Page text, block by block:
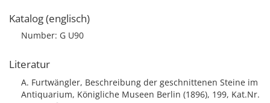
Katalog (englisch)
Number: G U90
Literatur
A. Furtwängler, Beschreibung der geschnittenen Steine im
Antiquarium, Königliche Museen Berlin (1896), 199, Kat.Nr.